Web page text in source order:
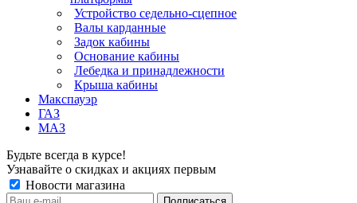
Устройство седельно-сцепное
Валы карданные
Задок кабины
Основание кабины
Лебедка и принадлежности
Крыша кабины
Макспауэр
ГАЗ
МАЗ
Будьте всегда в курсе!
Узнавайте о скидках и акциях первым
Новости магазина